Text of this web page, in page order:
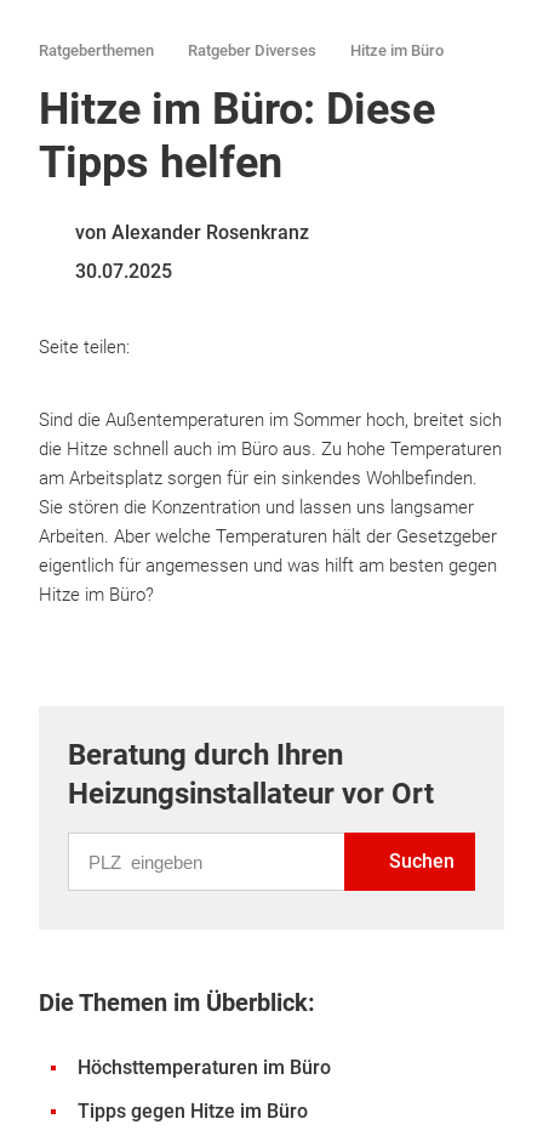
Ratgeberthemen Ratgeber Diverses Hitze im Büro
Hitze im Büro: Diese
Tipps helfen
von Alexander Rosenkranz
30.07.2025
Seite teilen:
Sind die Außentemperaturen im Sommer hoch, breitet sich
die Hitze schnell auch im Büro aus. Zu hohe Temperaturen
am Arbeitsplatz sorgen für ein sinkendes Wohlbefinden.
Sie stören die Konzentration und lassen uns langsamer
Arbeiten. Aber welche Temperaturen hält der Gesetzgeber
eigentlich für angemessen und was hilft am besten gegen
Hitze im Büro?
Beratung durch Ihren
Heizungsinstallateur vor Ort
Suchen
Die Themen im Überblick:
Höchsttemperaturen im Büro
Tipps gegen Hitze im Büro